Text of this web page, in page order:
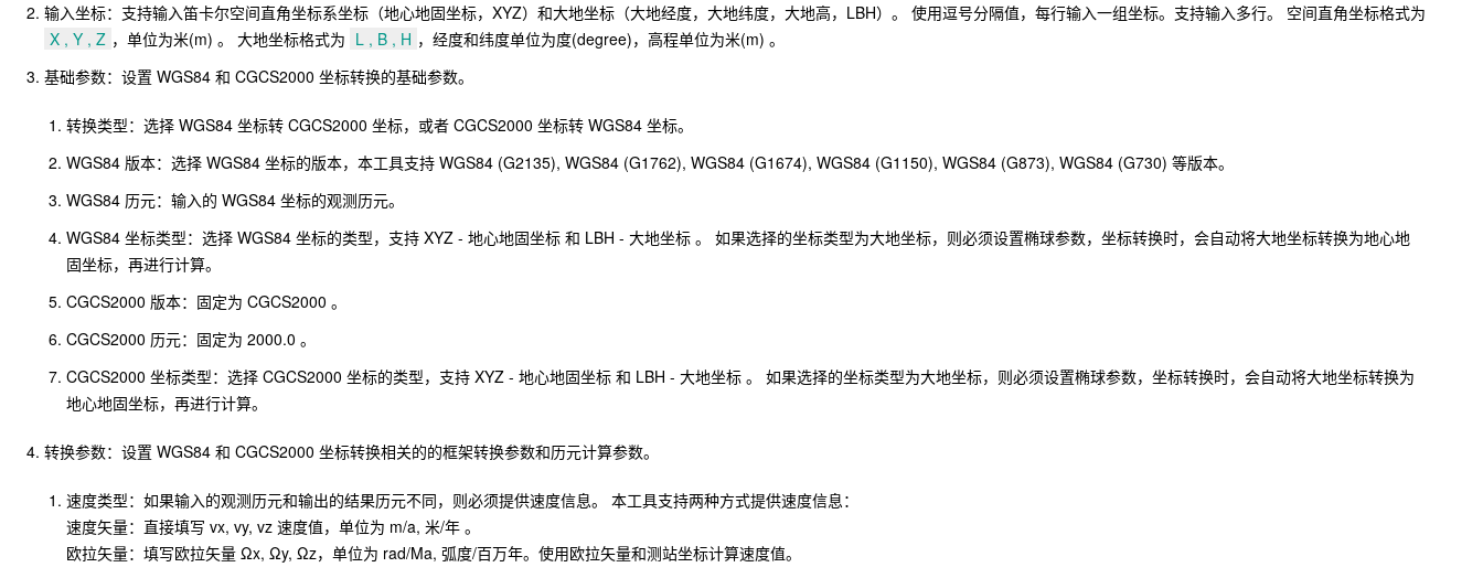
输入坐标：支持输入笛卡尔空间直角坐标系坐标（地心地固坐标，XYZ）和大地坐标（大地经度，大地纬度，大地高，LBH）。 使用逗号分隔值，每行输入一组坐标。支持输入多行。 空间直角坐标格式为
X , Y , Z ，单位为米(m) 。 大地坐标格式为 L , B , H ，经度和纬度单位为度(degree)，高程单位为米(m) 。
基础参数：设置 WGS84 和 CGCS2000 坐标转换的基础参数。
转换类型：选择 WGS84 坐标转 CGCS2000 坐标，或者 CGCS2000 坐标转 WGS84 坐标。
WGS84 版本：选择 WGS84 坐标的版本，本工具支持 WGS84 (G2135), WGS84 (G1762), WGS84 (G1674), WGS84 (G1150), WGS84 (G873), WGS84 (G730) 等版本。
WGS84 历元：输入的 WGS84 坐标的观测历元。
WGS84 坐标类型：选择 WGS84 坐标的类型，支持 XYZ - 地心地固坐标 和 LBH - 大地坐标 。 如果选择的坐标类型为大地坐标，则必须设置椭球参数，坐标转换时，会自动将大地坐标转换为地心地
固坐标，再进行计算。
CGCS2000 版本：固定为 CGCS2000 。
CGCS2000 历元：固定为 2000.0 。
CGCS2000 坐标类型：选择 CGCS2000 坐标的类型，支持 XYZ - 地心地固坐标 和 LBH - 大地坐标 。 如果选择的坐标类型为大地坐标，则必须设置椭球参数，坐标转换时，会自动将大地坐标转换为
地心地固坐标，再进行计算。
转换参数：设置 WGS84 和 CGCS2000 坐标转换相关的的框架转换参数和历元计算参数。
速度类型：如果输入的观测历元和输出的结果历元不同，则必须提供速度信息。 本工具支持两种方式提供速度信息：
速度矢量：直接填写 vx, vy, vz 速度值，单位为 m/a, 米/年 。
欧拉矢量：填写欧拉矢量 Ωx, Ωy, Ωz，单位为 rad/Ma, 弧度/百万年。使用欧拉矢量和测站坐标计算速度值。